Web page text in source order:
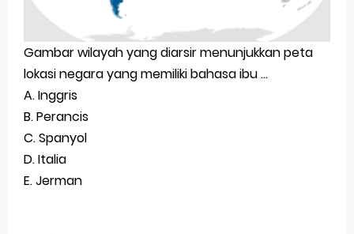
Gambar wilayah yang diarsir menunjukkan peta
lokasi negara yang memiliki bahasa ibu ...
A. Inggris
B. Perancis
C. Spanyol
D. Italia
E. Jerman